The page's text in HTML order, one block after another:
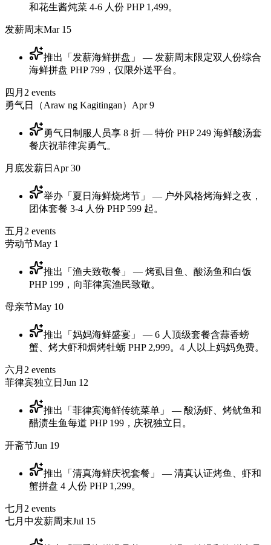
和花生酱炖菜 4-6 人份 PHP 1,499。
发薪周末Mar 15
推出「发薪海鲜拼盘」 — 发薪周末限定双人份综合
海鲜拼盘 PHP 799，仅限外送平台。
四月 2 events
勇气日（Araw ng Kagitingan） Apr 9
勇气日制服人员享 8 折 — 特价 PHP 249 海鲜酸汤套
餐庆祝菲律宾勇气。
月底发薪日 Apr 30
举办「夏日海鲜烧烤节」 — 户外风格烤海鲜之夜，
团体套餐 3-4 人份 PHP 599 起。
五月 2 events
劳动节May 1
推出「渔夫致敬餐」 — 烤虱目鱼、酸汤鱼和白饭
PHP 199，向菲律宾渔民致敬。
母亲节May 10
推出「妈妈海鲜盛宴」 — 6 人顶级套餐含蒜香螃
蟹、烤大虾和焗烤牡蛎 PHP 2,999。4 人以上妈妈免费。
六月 2 events
菲律宾独立日 Jun 12
推出「菲律宾海鲜传统菜单」 — 酸汤虾、烤鱿鱼和
醋渍生鱼每道 PHP 199，庆祝独立日。
开斋节Jun 19
推出「清真海鲜庆祝套餐」 — 清真认证烤鱼、虾和
蟹拼盘 4 人份 PHP 1,299。
七月 2 events
七月中发薪周末Jul 15